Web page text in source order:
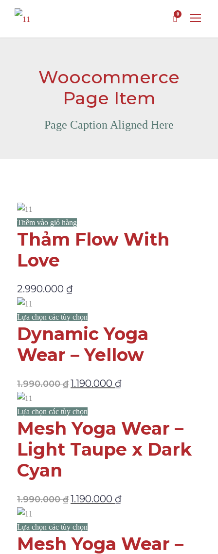
0
Woocommerce
Page Item
Page Caption Aligned Here
Thêm vào giỏ hàng
Thảm Flow With
Love
2.990.000 ₫
Lựa chọn các tùy chọn
Dynamic Yoga
Wear – Yellow
1.990.000₫1.190.000 ₫
Lựa chọn các tùy chọn
Mesh Yoga Wear –
Light Taupe x Dark
Cyan
1.990.000₫1.190.000 ₫
Lựa chọn các tùy chọn
Mesh Yoga Wear –